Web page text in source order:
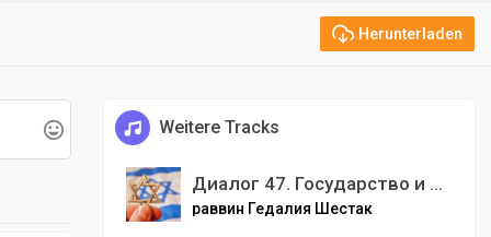
Herunterladen
Weitere Tracks
Диалог 47. Государство и иудаизм.
раввин Гедалия Шестак